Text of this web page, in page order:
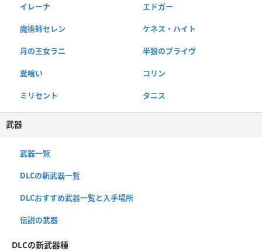
イレーナ エドガー
魔術師セレン ケネス・ハイト
月の王女ラニ 半狼のブライヴ
糞喰い コリン
ミリセント タニス
武器
武器一覧
DLCの新武器一覧
DLCおすすめ武器一覧と入手場所
伝説の武器
DLCの新武器種